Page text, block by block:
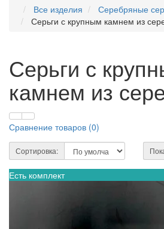
Все изделия
Серебряные
Серьги с крупным камнем из
Серьги с
камнем из
Сравнение товаров (0)
Сортировка:
Есть комплект